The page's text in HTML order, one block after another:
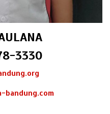
3330
bandung.com